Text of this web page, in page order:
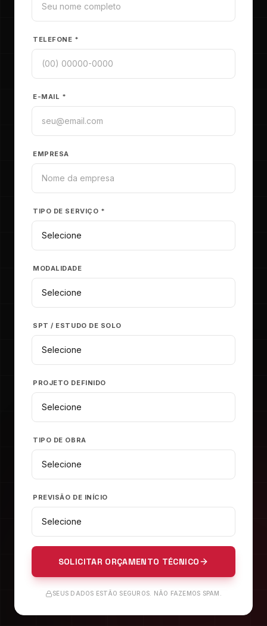
TELEFONE *
E-MAIL *
EMPRESA
TIPO DE SERVIÇO *
MODALIDADE
SPT / ESTUDO DE SOLO
PROJETO DEFINIDO
TIPO DE OBRA
PREVISÃO DE INÍCIO
SOLICITAR ORÇAMENTO TÉCNICO
SEUS DADOS ESTÃO SEGUROS. NÃO FAZEMOS SPAM.